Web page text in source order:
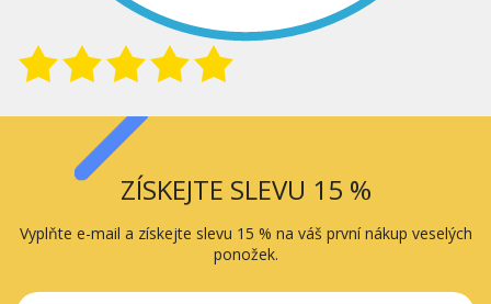
ZÍSKEJTE SLEVU 15 %
Vyplňte e-mail a získejte slevu 15 % na váš první nákup veselých
ponožek.